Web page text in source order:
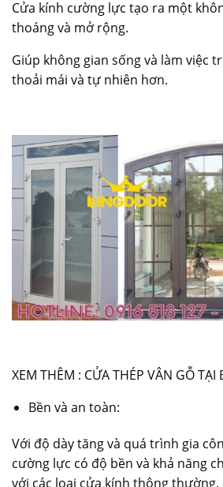
Cửa kính cường lực tạo ra một
thoáng và mở rộng.
Giúp không gian sống và làm việc
thoải mái và tự nhiên hơn.
XEM THÊM : CỬA THÉP VÂN GỖ TẠI
Bền và an toàn:
Với độ dày tăng và quá trình gia
cường lực có độ bền và khả năng
với các loại cửa kính thông thường.